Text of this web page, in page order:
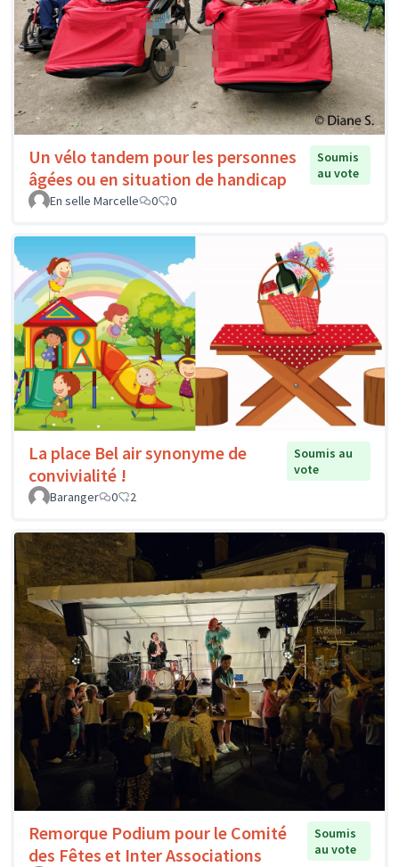
Un vélo tandem pour les personnes
âgées ou en situation de handicap
Soumis
au vote
En selle Marcelle
0 0
La place Bel air synonyme de
convivialité !
Soumis au
vote
Baranger
0 2
Remorque Podium pour le Comité
des Fêtes et Inter Associations
Soumis
au vote